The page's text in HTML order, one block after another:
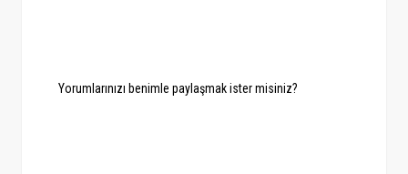
Yorumlarınızı benimle paylaşmak ister misiniz?